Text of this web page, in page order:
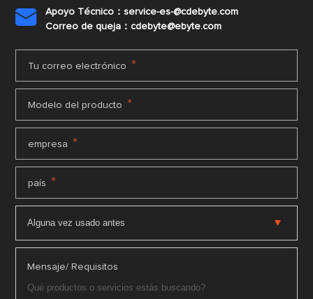

Apoyo Técnico：service-es-@cdebyte.com
Correo de queja：cdebyte@ebyte.com
Tu correo electrónico *
Modelo del producto *
empresa *
país *
Mensaje/ Requisitos